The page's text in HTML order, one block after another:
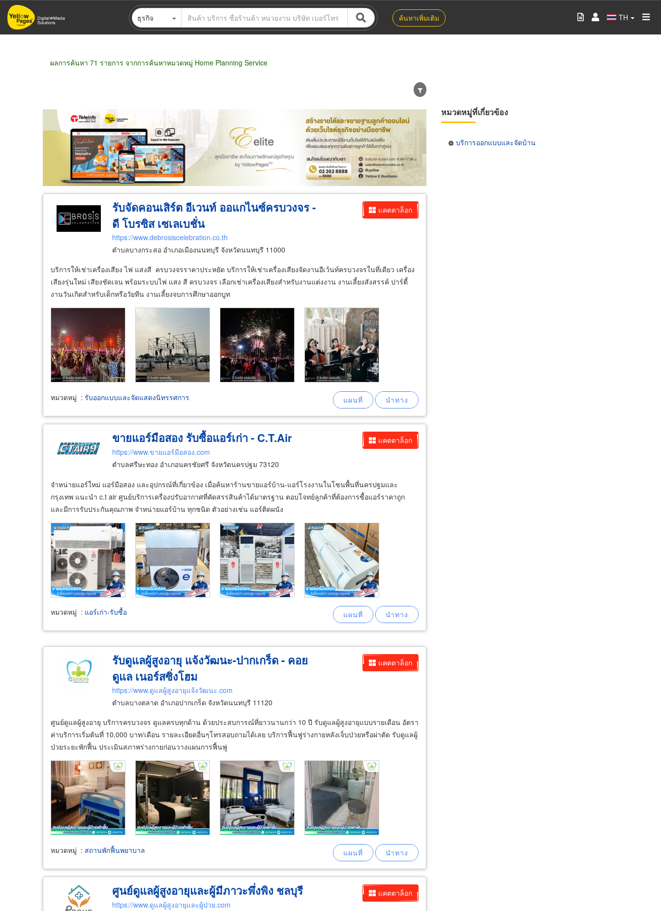
ข้าม
ไป
ธุรกิจ ค้นหาเพิ่มเติม TH
ผลการค้นหา 71 รายการ จากการค้นหาหมวดหมู่ Home Planning Service
ขายส่ง ขายปลีก ผู้ผลิต ตัวแทนจัดจำหน่าย ผู้ส่งออก/นำเข้า ธุรกิจบริการ
แคตตาล็อก
รับจัดคอนเสิร์ต อีเวนท์ ออแกไนซ์ครบวงจร -
ดี โบรซิส เซเลเบชั่น
https://www.debrosiscelebration.co.th
ตำบลบางกระสอ อำเภอเมืองนนทบุรี จังหวัดนนทบุรี 11000
บริการให้เช่าเครื่องเสียง ไฟ แสงสี ครบวงจรราคาประหยัด บริการให้เช่าเครื่องเสียงจัดงานอีเว้นท์ครบวงจรในที่เดียว เครื่อง
เสียงรุ่นใหม่ เสียงชัดเจน พร้อมระบบไฟ แสง สี ครบวงจร เลือกเช่าเครื่องเสียงสำหรับงานแต่งงาน งานเลี้ยงสังสรรค์ ปาร์ตี้
งานวันเกิดสำหรับเด็กหรือวัยทีน งานเลี้ยงจบการศึกษาออกบูท
หมวดหมู่ : รับออกแบบและจัดแสดงนิทรรศการ
แคตตาล็อก
ขายแอร์มือสอง รับซื้อแอร์เก่า - C.T.Air
https://www.ขายแอร์มือสอง.com
ตำบลศรีษะทอง อำเภอนครชัยศรี จังหวัดนครปฐม 73120
จำหน่ายแอร์ใหม่ แอร์มือสอง และอุปกรณ์ที่เกี่ยวข้อง เมื่อค้นหาร้านขายแอร์บ้าน-แอร์โรงงานในโซนพื้นที่นครปฐมและ
กรุงเทพ แนะนำ c.t air ศูนย์บริการเครื่องปรับอากาศที่คัดสรรสินค้าได้มาตรฐาน ตอบโจทย์ลูกค้าที่ต้องการซื้อแอร์ราคาถูก
และมีการรับประกันคุณภาพ จำหน่ายแอร์บ้าน ทุกชนิด ตัวอย่างเช่น แอร์ติดผนัง
หมวดหมู่ : แอร์เก่า-รับซื้อ
แคตตาล็อก
รับดูแลผู้สูงอายุ แจ้งวัฒนะ-ปากเกร็ด - คอย
ดูแล เนอร์สซิ่งโฮม
https://www.ดูแลผู้สูงอายุแจ้งวัฒนะ.com
ตำบลบางตลาด อำเภอปากเกร็ด จังหวัดนนทบุรี 11120
ศูนย์ดูแลผู้สูงอายุ บริการครบวงจร ดูแลครบทุกด้าน ด้วยประสบการณ์ที่ยาวนานกว่า 10 ปี รับดูแลผู้สูงอายุแบบรายเดือน อัตรา
ค่าบริการเริ่มต้นที่ 10,000 บาท/เดือน รายละเอียดอื่นๆโทรสอบถามได้เลย บริการฟื้นฟูร่างกายหลังเจ็บป่วยหรือผ่าตัด รับดูแลผู้
ป่วยระยะพักฟื้น ประเมินสภาพร่างกายก่อนวางแผนการฟื้นฟู
หมวดหมู่ : สถานพักฟื้นพยาบาล
แคตตาล็อก
ศูนย์ดูแลผู้สูงอายุและผู้มีภาวะพึ่งพิง ชลบุรี
https://www.ดูแลผู้สูงอายุและผู้ป่วย.com
หมวดหมู่ที่เกี่ยวข้อง
บริการออกแบบและจัดบ้าน